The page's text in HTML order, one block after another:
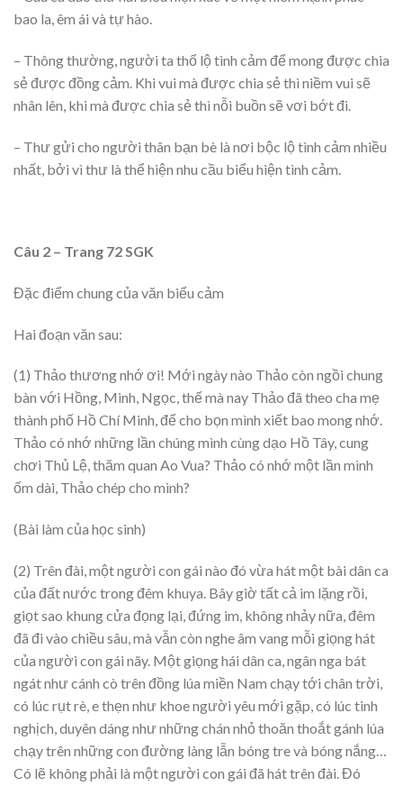
bao la, êm ái và tự hào.
– Thông thường, người ta thổ lộ tình cảm để mong được chia
sẻ được đồng cảm. Khi vui mà được chia sẻ thì niềm vui sẽ
nhân lên, khi mà được chia sẻ thì nỗi buồn sẽ vơi bớt đi.
– Thư gửi cho người thân bạn bè là nơi bộc lộ tình cảm nhiều
nhất, bởi vì thư là thể hiện nhu cầu biểu hiện tình cảm.
Câu 2 – Trang 72 SGK
Đặc điểm chung của văn biểu cảm
Hai đoạn văn sau:
(1) Thảo thương nhớ ơi! Mới ngày nào Thảo còn ngồi chung
bàn với Hồng, Minh, Ngọc, thế mà nay Thảo đã theo cha mẹ
thành phố Hồ Chí Minh, để cho bọn mình xiết bao mong nhớ.
Thảo có nhớ những lần chúng mình cùng dạo Hồ Tây, cung
chơi Thủ Lệ, thăm quan Ao Vua? Thảo có nhớ một lần mình
ốm dài, Thảo chép cho mình?
(Bài làm của học sinh)
(2) Trên đài, một người con gái nào đó vừa hát một bài dân ca
của đất nước trong đêm khuya. Bây giờ tất cả im lặng rồi,
giọt sao khung cửa đọng lại, đứng im, không nhảy nữa, đêm
đã đi vào chiều sâu, mà vẫn còn nghe âm vang mỗi giọng hát
của người con gái nãy. Một giọng hái dân ca, ngân nga bát
ngát như cánh cò trên đồng lúa miền Nam chạy tới chân trời,
có lúc rụt rè, e thẹn như khoe người yêu mới gặp, có lúc tinh
nghịch, duyên dáng như những chán nhỏ thoăn thoắt gánh lúa
chạy trên những con đường làng lẫn bóng tre và bóng nắng…
Có lẽ không phải là một người con gái đã hát trên đài. Đó